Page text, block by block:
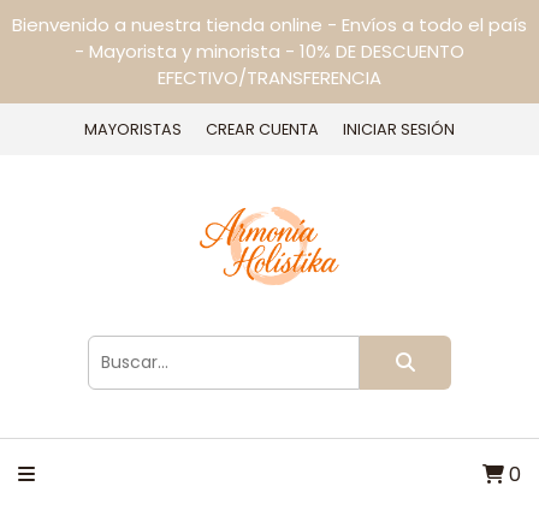
Bienvenido a nuestra tienda online - Envíos a todo el país
- Mayorista y minorista - 10% DE DESCUENTO
EFECTIVO/TRANSFERENCIA
MAYORISTAS CREAR CUENTA INICIAR SESIÓN
0